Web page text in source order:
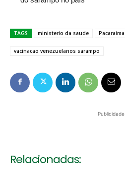
TAGS ministerio da saude Pacaraima
vacinacao venezuelanos sarampo
Publicidade
Relacionadas: